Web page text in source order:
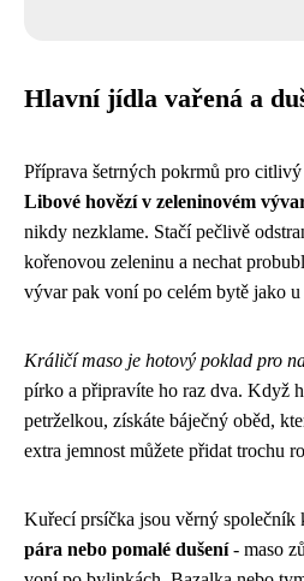
Hlavní jídla vařená a
Příprava šetrných pokrmů pro
Libové hovězí v zeleninovém
nikdy nezklame. Stačí pečlivě
kořenovou zeleninu a nechat
vývar pak voní po celém bytě jako
Králičí maso je hotový poklad pro
pírko a připravíte ho raz dva. Když
petrželkou, získáte báječný oběd,
extra jemnost můžete přidat trochu
Kuřecí prsíčka jsou věrný společník
pára nebo pomalé dušení- maso